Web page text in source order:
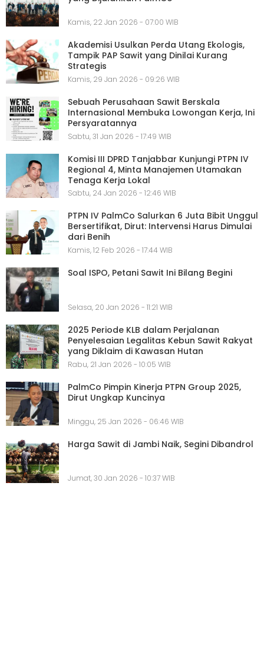
Kamis, 22 Jan 2026 - 07:00 WIB
Akademisi Usulkan Perda Utang Ekologis,
Tampik PAP Sawit yang Dinilai Kurang
Strategis
Kamis, 29 Jan 2026 - 09:26 WIB
Sebuah Perusahaan Sawit Berskala
Internasional Membuka Lowongan Kerja, Ini
Persyaratannya
Sabtu, 31 Jan 2026 - 17:49 WIB
Komisi III DPRD Tanjabbar Kunjungi PTPN IV
Regional 4, Minta Manajemen Utamakan
Tenaga Kerja Lokal
Sabtu, 24 Jan 2026 - 12:46 WIB
PTPN IV PalmCo Salurkan 6 Juta Bibit Unggul
Bersertifikat, Dirut: Intervensi Harus Dimulai
dari Benih
Kamis, 12 Feb 2026 - 17:44 WIB
Soal ISPO, Petani Sawit Ini Bilang Begini
Selasa, 20 Jan 2026 - 11:21 WIB
2025 Periode KLB dalam Perjalanan
Penyelesaian Legalitas Kebun Sawit Rakyat
yang Diklaim di Kawasan Hutan
Rabu, 21 Jan 2026 - 10:05 WIB
PalmCo Pimpin Kinerja PTPN Group 2025,
Dirut Ungkap Kuncinya
Minggu, 25 Jan 2026 - 06:46 WIB
Harga Sawit di Jambi Naik, Segini Dibandrol
Jumat, 30 Jan 2026 - 10:37 WIB